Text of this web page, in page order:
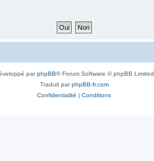
parphpBB® Forum Software © phpBB Limited
Traduit parphpBB-fr.com
Confidentialité | Conditions